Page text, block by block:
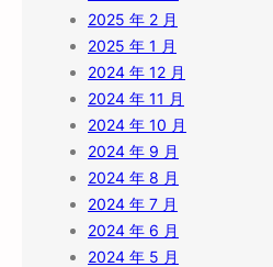
2025 年 2 月
2025 年 1 月
2024 年 12 月
2024 年 11 月
2024 年 10 月
2024 年 9 月
2024 年 8 月
2024 年 7 月
2024 年 6 月
2024 年 5 月